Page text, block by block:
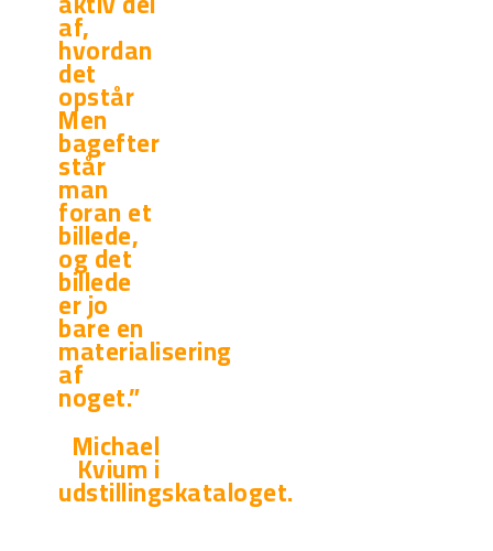
af,
hvordan
det
opstår
Men
bagefter
står
man
foran et
billede,
og det
billede
er jo
bare en
materialisering
af
noget.”
Michael
Kvium i
udstillingskataloget.